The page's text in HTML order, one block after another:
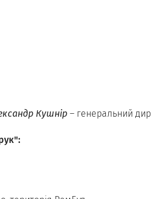
Кушнір– генеральний